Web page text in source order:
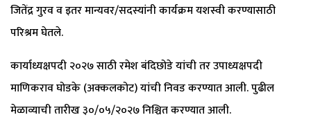
जितेंद्र गुरव व इतर मान्यवर/सदस्यांनी कार्यक्रम यशस्वी करण्यासाठी
परिश्रम घेतले.
कार्याध्यक्षपदी २०२७ साठी रमेश बंदिछोडे यांची तर उपाध्यक्षपदी
माणिकराव घोडके (अक्कलकोट) यांची निवड करण्यात आली. पुढील
मेळाव्याची तारीख ३०/०५/२०२७ निश्चित करण्यात आली.